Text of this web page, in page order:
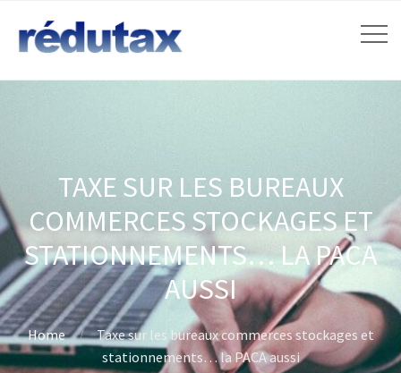
TAXE SUR LES BUREAUX
COMMERCES STOCKAGES ET
STATIONNEMENTS… LA PACA
AUSSI
Home
Taxe sur les bureaux commerces stockages et
stationnements… la PACA aussi